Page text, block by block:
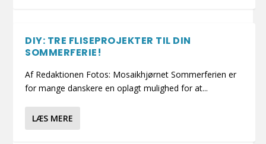
DIY: TRE FLISEPROJEKTER TIL DIN
SOMMERFERIE!
Af Redaktionen Fotos: Mosaikhjørnet Sommerferien er
for mange danskere en oplagt mulighed for at...
LÆS MERE